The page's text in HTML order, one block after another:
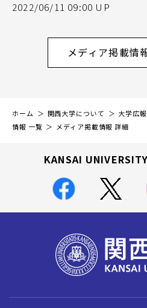
2022/06/11 09:00 UP
メディア掲載情
ホーム 関西大学について 大学広
情報 一覧
メディア掲載情報 詳細
KANSAI